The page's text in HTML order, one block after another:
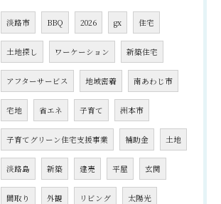
淡路市 BBQ 2026 gx 住宅
土地探し ワーケーション 新築住宅
アフターサービス 地域密着 南あわじ市
宅地 省エネ 子育て 洲本市
子育てグリーン住宅支援事業 補助金 土地
淡路島 新築 建売 平屋 玄関
間取り 外観 リビング 太陽光